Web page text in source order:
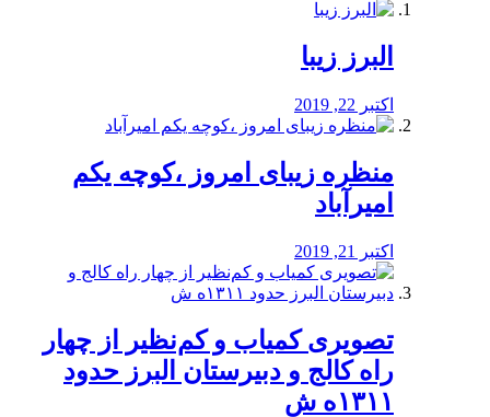
البرز زیبا
اکتبر 22, 2019
منظره‌‌ زیبای امروز ،کوچه یکم
امیرآباد
اکتبر 21, 2019
️تصویری کمیاب و کم‌نظیر از چهار
راه كالج و دبيرستان البرز حدود
۱۳۱۱ه ش